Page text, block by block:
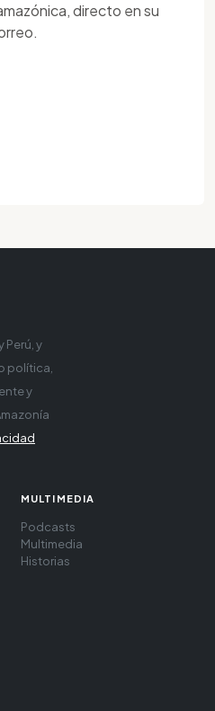
directo en su
Perú, y
política,
y
MULTIMEDIA
Podcasts
Multimedia
Historias